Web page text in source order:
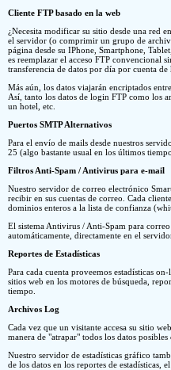
Cliente FTP basado en la web
¿Necesita modificar su sitio desde una red
el servidor (o comprimir un grupo de
página desde su IPhone, Smartphone,
es reemplazar el acceso FTP convencional
transferencia de datos por día por cuenta
Más aún, los datos viajarán encriptados
Así, tanto los datos de login FTP como los
un hotel, etc.
Puertos SMTP Alternativos
Para el envío de mails desde nuestros
25 (algo bastante usual en los últimos
Filtros Anti-Spam / Antivirus para e-mail
Nuestro servidor de correo electrónico
recibir en sus cuentas de correo. Cada
dominios enteros a la lista de confianza
El sistema Antivirus / Anti-Spam para
automáticamente, directamente en el
Reportes de Estadísticas
Para cada cuenta proveemos estadísticas
sitios web en los motores de búsqueda,
tiempo.
Archivos Log
Cada vez que un visitante accesa su sitio
manera de "atrapar" todos los datos posibles
Nuestro servidor de estadísticas gráfico
de los datos en los reportes de estadísticas,